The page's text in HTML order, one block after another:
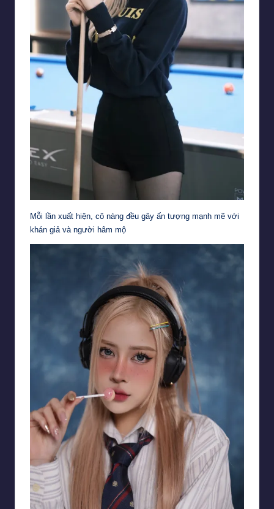
Mỗi lần xuất hiện, cô nàng đều gây ấn tượng mạnh mẽ với
khán giả và người hâm mộ